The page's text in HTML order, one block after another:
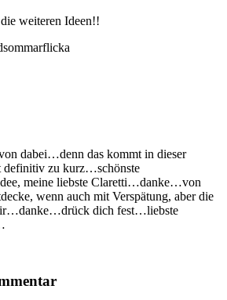
weiteren Ideen!!
dabei…denn das kommt in dieser
definitiv zu kurz…schönste
meine liebste Claretti…danke…von
wenn auch mit Verspätung, aber die
dich fest…liebste